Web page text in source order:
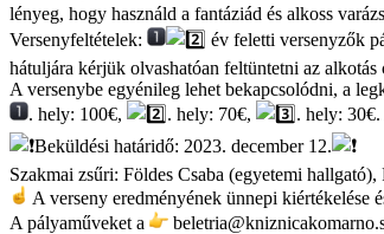
lényeg, hogy használd a fantáziád és alkoss
Versenyfeltételek:
év feletti versenyzők
hátuljára kérjük olvashatóan feltüntetni az
A versenybe egyénileg lehet bekapcsolódni, a
. hely: 100€,
. hely: 70€,
. hely:
Beküldési határidő: 2023. december 12.
Szakmai zsűri: Földes Csaba (egyetemi
A verseny eredményének ünnepi kiértékelése
A pályaműveket a